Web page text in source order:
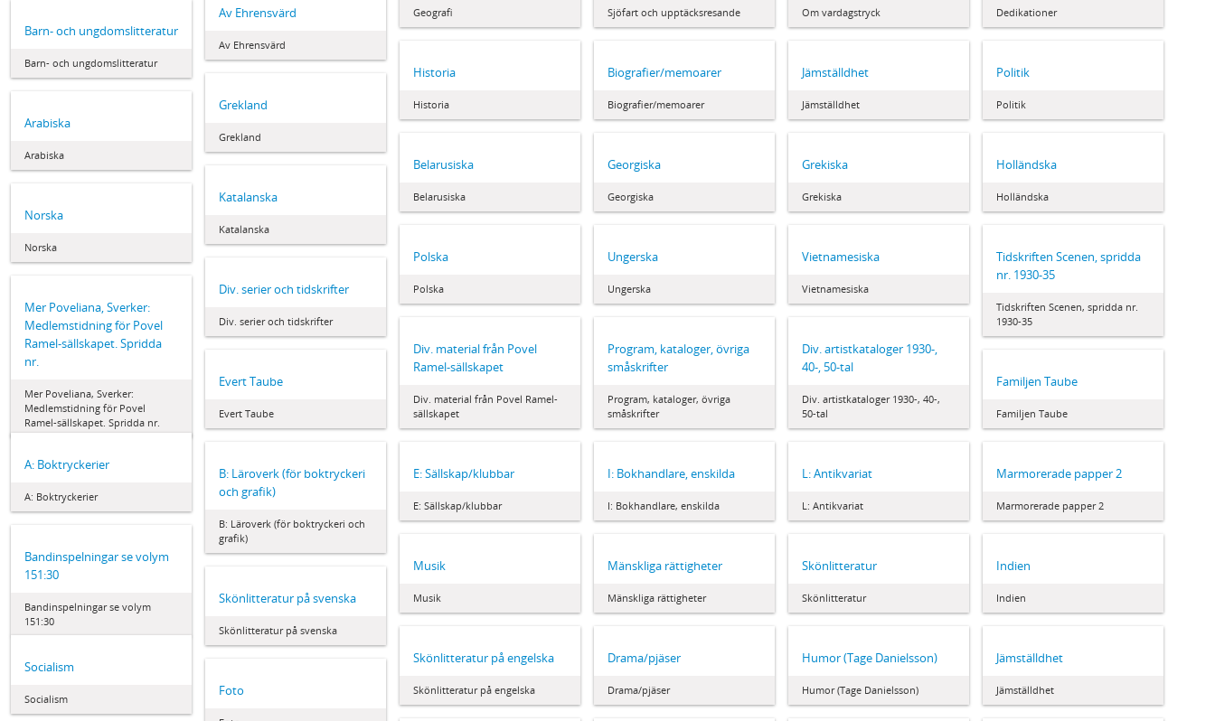
Geografi Sjöfart och upptäcksresande Om vardagstryck Dedikationer
Av Ehrensvärd
Av Ehrensvärd
Barn- och ungdomslitteratur
Barn- och ungdomslitteratur
Historia
Historia
Biografier/memoarer
Biografier/memoarer
Jämställdhet
Jämställdhet
Politik
Politik
Grekland
Grekland
Arabiska
Arabiska
Belarusiska
Belarusiska
Georgiska
Georgiska
Grekiska
Grekiska
Holländska
Holländska
Katalanska
Katalanska
Norska
Norska
Polska
Polska
Ungerska
Ungerska
Vietnamesiska
Vietnamesiska
Tidskriften Scenen, spridda
nr. 1930-35
Tidskriften Scenen, spridda nr.
1930-35
Div. serier och tidskrifter
Div. serier och tidskrifter
Mer Poveliana, Sverker:
Medlemstidning för Povel
Ramel-sällskapet. Spridda
nr.
Mer Poveliana, Sverker:
Medlemstidning för Povel
Ramel-sällskapet. Spridda nr.
Div. material från Povel
Ramel-sällskapet
Div. material från Povel Ramel-
sällskapet
Program, kataloger, övriga
småskrifter
Program, kataloger, övriga
småskrifter
Div. artistkataloger 1930-,
40-, 50-tal
Div. artistkataloger 1930-, 40-,
50-tal
Evert Taube
Evert Taube
Familjen Taube
Familjen Taube
A: Boktryckerier
A: Boktryckerier
B: Läroverk (för boktryckeri
och grafik)
B: Läroverk (för boktryckeri och
grafik)
E: Sällskap/klubbar
E: Sällskap/klubbar
I: Bokhandlare, enskilda
I: Bokhandlare, enskilda
L: Antikvariat
L: Antikvariat
Marmorerade papper 2
Marmorerade papper 2
Bandinspelningar se volym
151:30
Bandinspelningar se volym
151:30
Musik
Musik
Mänskliga rättigheter
Mänskliga rättigheter
Skönlitteratur
Skönlitteratur
Indien
Indien
Skönlitteratur på svenska
Skönlitteratur på svenska
Skönlitteratur på engelska
Skönlitteratur på engelska
Drama/pjäser
Drama/pjäser
Humor (Tage Danielsson)
Humor (Tage Danielsson)
Jämställdhet
Jämställdhet
Socialism
Socialism
Foto